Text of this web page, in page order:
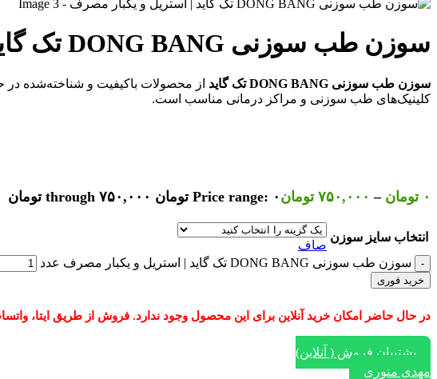
سوزن طب سوزنی DONG BANG تک گاید | استریل و یکبار مصرف
سوزن طب سوزنی DONG BANG تک گاید از محصولات باکیفیت و شناخته‌شده
کلینیک‌های طب سوزنی و مراکز درمانی مناسب است.
۰ تومان – ۷۵۰,۰۰۰ تومان Price range: ۰ تومان through ۷۵۰,۰۰۰ تومان
انتخاب سایز سوزن
صاف
سوزن طب سوزنی DONG BANG تک گاید | استریل و یکبار مصرف عدد
خرید فوری
در حال حاضر امکان خرید آنلاین برای این محصول وجود ندارد. فروش از طریق ایتا، واتساپ و یا تماس با شماره 09154159098
پشتیبان فروش ( آنلاین)
مهدی منوری